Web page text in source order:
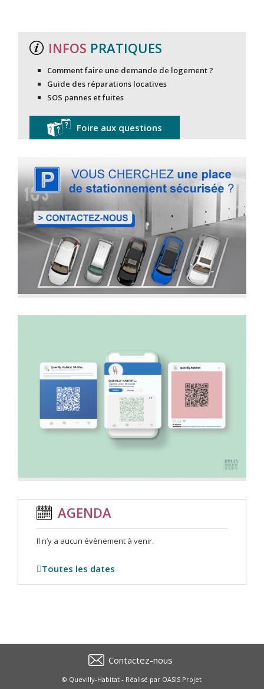
INFOS PRATIQUES
Comment faire une demande de logement ?
Guide des réparations locatives
SOS pannes et fuites
Foire aux questions
AGENDA
Il n’y a aucun évènement à venir.
Toutes les dates
Contactez-nous
© Quevilly-Habitat - Réalisé par OASIS Projet